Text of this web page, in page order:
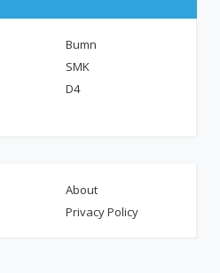
Bumn
SMK
D4
About
Privacy Policy